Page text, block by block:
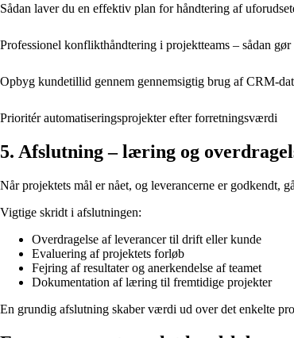
Sådan laver du en effektiv plan for håndtering af
Professionel konflikthåndtering i projektteams – sådan
Opbyg kundetillid gennem gennemsigtig brug af CRM-
Prioritér automatiseringsprojekter efter forretningsværdi
5. Afslutning – læring og
Når projektets mål er nået, og leverancerne er godkendt,
Vigtige skridt i afslutningen:
Overdragelse af leverancer til drift eller kunde
Evaluering af projektets forløb
Fejring af resultater og anerkendelse af teamet
Dokumentation af læring til fremtidige projekter
En grundig afslutning skaber værdi ud over det enkelte